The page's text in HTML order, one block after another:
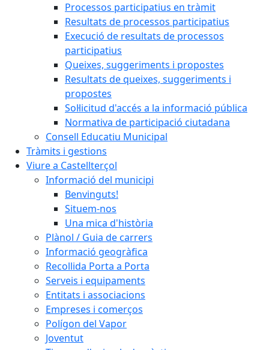
Processos participatius en tràmit
Resultats de processos participatius
Execució de resultats de processos
participatius
Queixes, suggeriments i propostes
Resultats de queixes, suggeriments i
propostes
Sol·licitud d'accés a la informació pública
Normativa de participació ciutadana
Consell Educatiu Municipal
Tràmits i gestions
Viure a Castellterçol
Informació del municipi
Benvinguts!
Situem-nos
Una mica d'història
Plànol / Guia de carrers
Informació geogràfica
Recollida Porta a Porta
Serveis i equipaments
Entitats i associacions
Empreses i comerços
Polígon del Vapor
Joventut